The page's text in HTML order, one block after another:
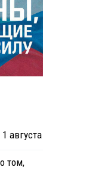
августа
том,